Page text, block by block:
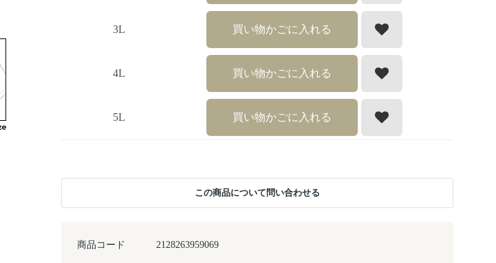
商品コード 2128263959069
3L 買い物かごに入れる
4L 買い物かごに入れる
5L 買い物かごに入れる
この商品について問い合わせる